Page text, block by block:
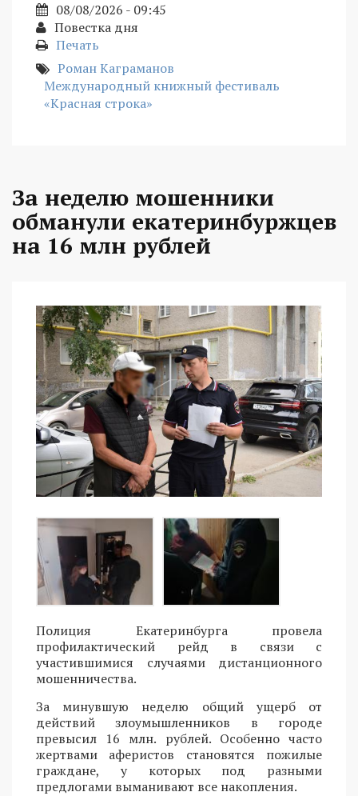
08/08/2026 - 09:45
Повестка дня
Печать
Роман Каграманов
Международный книжный фестиваль
«Красная строка»
За неделю мошенники
обманули екатеринбуржцев
на 16 млн рублей
Полиция Екатеринбурга провела
профилактический рейд в связи с
участившимися случаями дистанционного
мошенничества.
За минувшую неделю общий ущерб от
действий злоумышленников в городе
превысил 16 млн. рублей. Особенно часто
жертвами аферистов становятся пожилые
граждане, у которых под разными
предлогами выманивают все накопления.